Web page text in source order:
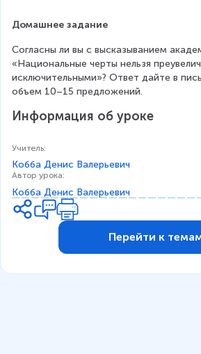
Домашнее задание
Согласны ли вы с высказыванием
«Национальные черты нельзя
исключительными»? Ответ дайте в
объем 10–15 предложений.
Информация об уроке
Учитель:
Кобба Денис Валерьевич
Автор урока:
Кобба Денис Валерьевич
Перейти к